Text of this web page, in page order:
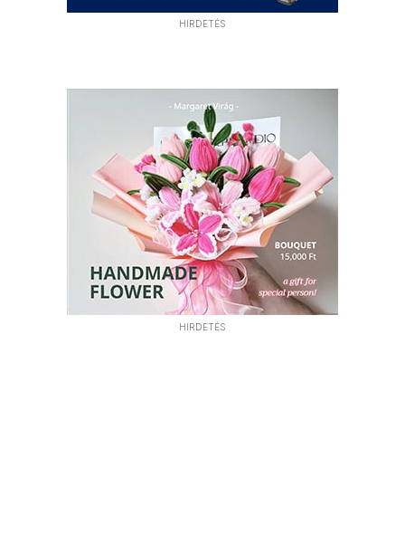
HIRDETÉS
HIRDETÉS